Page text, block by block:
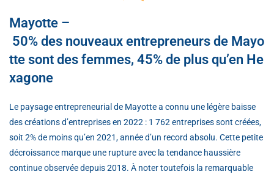
Mayotte –
50% des nouveaux entrepreneurs de Mayo
tte sont des femmes, 45% de plus qu’en He
xagone
Le paysage entrepreneurial de Mayotte a connu une légère baisse
des créations d’entreprises en 2022 : 1 762 entreprises sont créées,
soit 2% de moins qu’en 2021, année d’un record absolu. Cette petite
décroissance marque une rupture avec la tendance haussière
continue observée depuis 2018. À noter toutefois la remarquable